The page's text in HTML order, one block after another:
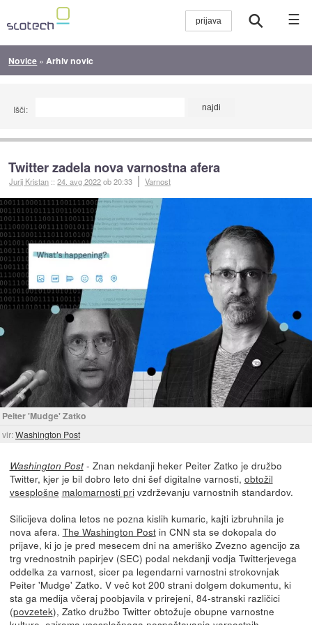
☰
Novice » Arhiv novic
Išči:
Twitter zadela nova varnostna afera
Jurij Kristan ::24. avg 2022ob 20:33 Varnost
Peiter 'Mudge' Zatko
vir:Washington Post
Washington Post- Znan nekdanji heker Peiter Zatko je družbo
Twitter, kjer je bil dobro leto dni šef digitalne varnosti, obtožil
vsesplošne malomarnosti privzdrževanju varnostnih standardov.
Silicijeva dolina letos ne pozna kislih kumaric, kajti izbruhnila je
nova afera. The Washington Postin CNN sta se dokopala do
prijave, ki jo je pred mesecem dni na ameriško Zvezno agencijo za
trg vrednostnih papirjev (SEC) podal nekdanji vodja Twitterjevega
oddelka za varnost, sicer pa legendarni varnostni strokovnjak
Peiter 'Mudge' Zatko. V več kot 200 strani dolgem dokumentu, ki
sta ga medija včeraj poobjavila v prirejeni, 84-stranski različici
(povzetek), Zatko družbo Twitter obtožuje obupne varnostne